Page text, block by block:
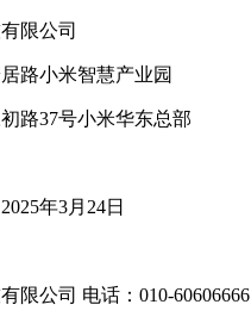
限公司
路小米智慧产业园
路37号小米华东总部
年3月24日
限公司 电话：010-60606666